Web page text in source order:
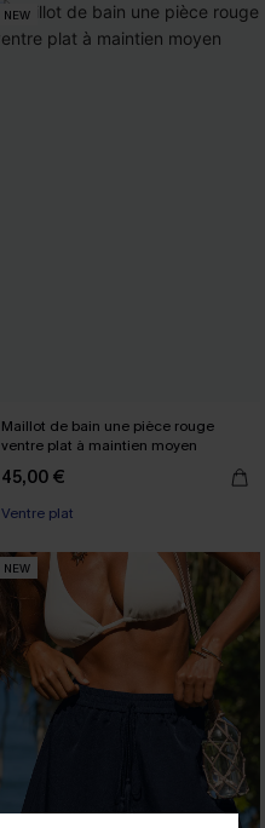
NEW
Maillot de bain une pièce rouge
ventre plat à maintien moyen
45,00 €
Ventre plat
NEW